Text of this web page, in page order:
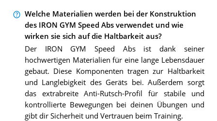
Welche Materialien werden bei der Konstruktion
des IRON GYM Speed Abs verwendet und wie
wirken sie sich auf die Haltbarkeit aus?
Der IRON GYM Speed Abs ist dank seiner
hochwertigen Materialien für eine lange Lebensdauer
gebaut. Diese Komponenten tragen zur Haltbarkeit
und Langlebigkeit des Geräts bei. Außerdem sorgt
das extrabreite Anti-Rutsch-Profil für stabile und
kontrollierte Bewegungen bei deinen Übungen und
gibt dir Sicherheit und Vertrauen beim Training.